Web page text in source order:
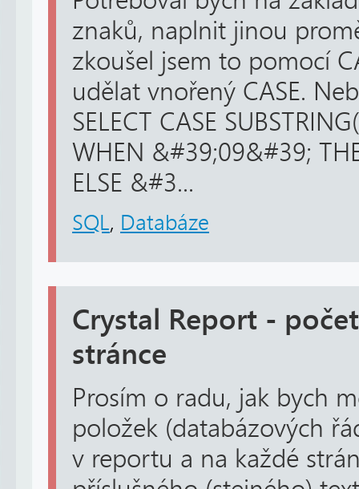
znaků, naplnit jinou
zkoušel jsem to pomocí
udělat vnořený CASE.
SELECT CASE
WHEN &#39;09&#39;
ELSE &#3...
SQL, Databáze
Crystal Report -
stránce
Prosím o radu, jak bych
položek (databázových
v reportu a na každé